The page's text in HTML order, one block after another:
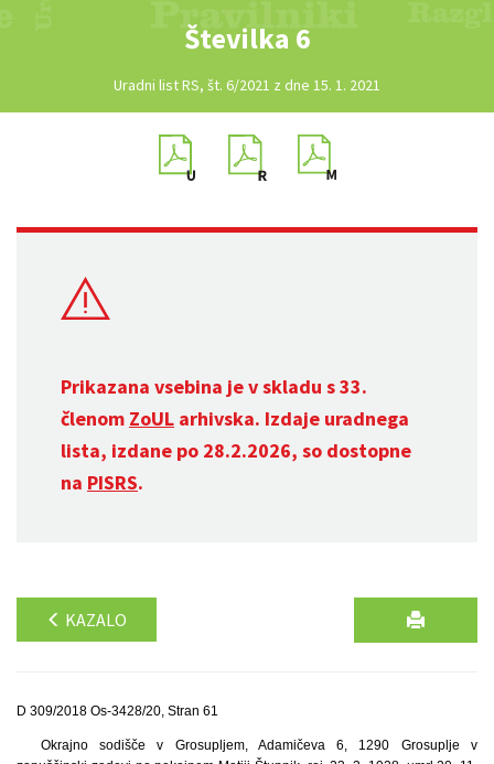
Številka 6
Uradni list RS, št. 6/2021 z dne 15. 1. 2021
Prikazana vsebina je v skladu s 33.
členom ZoUL arhivska. Izdaje uradnega
lista, izdane po 28.2.2026, so dostopne
na PISRS.
KAZALO
D 309/2018 Os-3428/20, Stran 61
Okrajno sodišče v Grosupljem, Adamičeva 6, 1290 Grosuplje v